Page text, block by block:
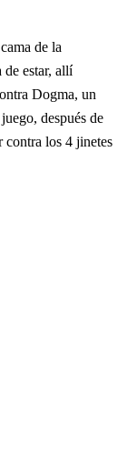
de la
estar, allí
Dogma, un
después de
contra los 4 jinetes